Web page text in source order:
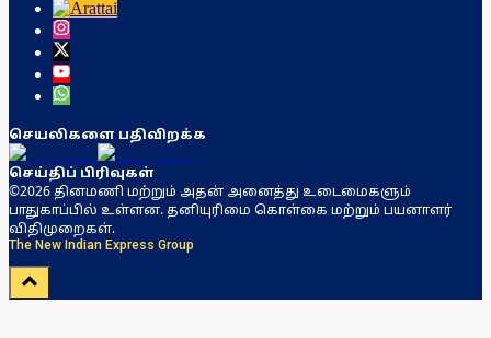
செயலிகளை பதிவிறக்க
செய்திப் பிரிவுகள்
©2026 தினமணி மற்றும் அதன் அனைத்து உடைமைகளும்
பாதுகாப்பில் உள்ளன. தனியுரிமை கொள்கை மற்றும் பயனாளர்
விதிமுறைகள்.
The New Indian Express Group